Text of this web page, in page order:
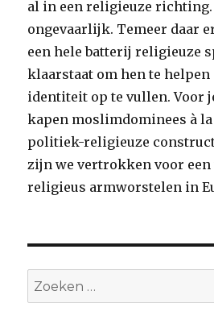
al in een religieuze
ongevaarlijk. Temeer daar
een hele batterij religieuze
klaarstaat om hen te
identiteit op te vullen. Voor
kapen moslimdominees à
politiek-religieuze
zijn we vertrokken voor een
religieus armworstelen in
Zoeken
naar: